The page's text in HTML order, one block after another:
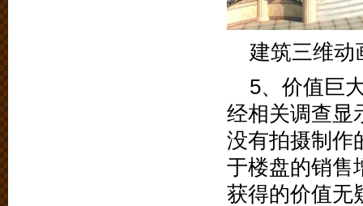
建筑三维动
5、价值巨
经相关调查显
没有拍摄制作
于楼盘的销售
获得的价值无